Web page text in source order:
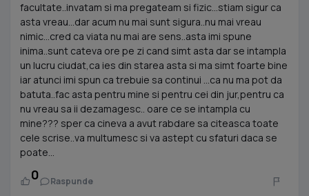
facultate..invatam si ma pregateam si fizic...stiam sigur ca
asta vreau...dar acum nu mai sunt sigura..nu mai vreau
nimic...cred ca viata nu mai are sens..asta imi spune
inima..sunt cateva ore pe zi cand simt asta dar se intampla
un lucru ciudat,ca ies din starea asta si ma simt foarte bine
iar atunci imi spun ca trebuie sa continui ...ca nu ma pot da
batuta..fac asta pentru mine si pentru cei din jur,pentru ca
nu vreau sa ii dezamagesc.. oare ce se intampla cu
mine??? sper ca cineva a avut rabdare sa citeasca toate
cele scrise..va multumesc si va astept cu sfaturi daca se
poate...
0 Raspunde